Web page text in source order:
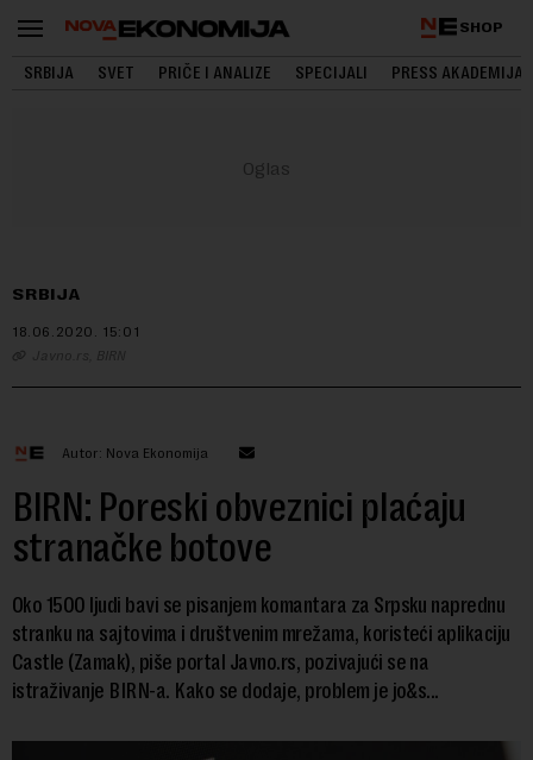
SHOP
SRBIJA SVET PRIČE I ANALIZE SPECIJALI PRESS AKADEMIJA
SRBIJA
18.06.2020. 15:01
Javno.rs, BIRN
Autor: Nova Ekonomija
BIRN: Poreski obveznici plaćaju
stranačke botove
Oko 1500 ljudi bavi se pisanjem komantara za Srpsku naprednu
stranku na sajtovima i društvenim mrežama, koristeći aplikaciju
Castle (Zamak), piše portal Javno.rs, pozivajući se na
istraživanje BIRN-a. Kako se dodaje, problem je jo&s...